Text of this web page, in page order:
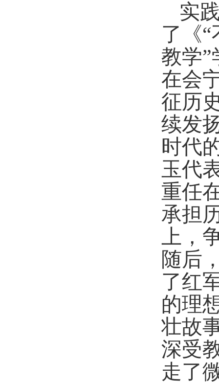
实
了《
教学”
在会
征历
续发
时代
玉代
重任
承担
上，
随后
了红
的理
壮故
深受
走了